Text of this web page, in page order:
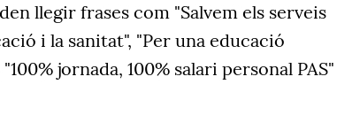
llegir frases com "Salvem els serveis
i la sanitat", "Per una educació
jornada, 100% salari personal PAS"